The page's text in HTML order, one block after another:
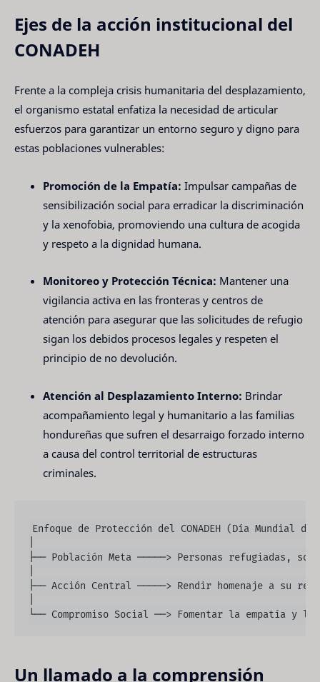
Ejes de la acción institucional del
CONADEH
Frente a la compleja crisis humanitaria del desplazamiento,
el organismo estatal enfatiza la necesidad de articular
esfuerzos para garantizar un entorno seguro y digno para
estas poblaciones vulnerables:
Promoción de la Empatía: Impulsar campañas de
sensibilización social para erradicar la discriminación
y la xenofobia, promoviendo una cultura de acogida
y respeto a la dignidad humana.
Monitoreo y Protección Técnica: Mantener una
vigilancia activa en las fronteras y centros de
atención para asegurar que las solicitudes de refugio
sigan los debidos procesos legales y respeten el
principio de no devolución.
Atención al Desplazamiento Interno: Brindar
acompañamiento legal y humanitario a las familias
hondureñas que sufren el desarraigo forzado interno
a causa del control territorial de estructuras
criminales.
Enfoque de Protección del CONADEH (Día Mundial
├── Población Meta ─────> Personas refugiadas,
├── Acción Central ─────> Rendir homenaje a su
Un llamado a la comprensión